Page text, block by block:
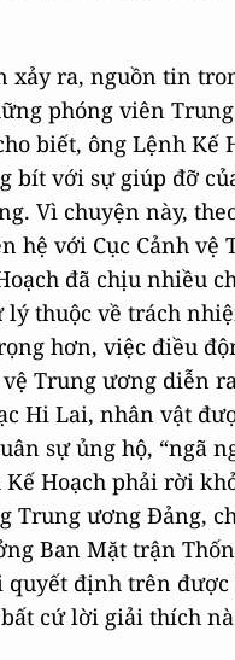
xảy ra, nguồn tin
phóng viên
biết, ông Lệnh Kế
bít với sự giúp đỡ
Vì chuyện này,
hệ với Cục Cảnh vệ
đã chịu nhiều
lý thuộc về trách
hơn, việc điều
vệ Trung ương diễn
Hi Lai, nhân vật
sự ủng hộ, “ngã
Kế Hoạch phải rời
Trung ương Đảng,
Ban Mặt trận
quyết định trên được
cứ lời giải thích